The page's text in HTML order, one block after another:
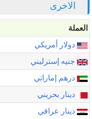
الاخرى
العملة
دولار أمريكي
جنيه إسترليني
درهم إماراتي
دينار بحريني
دينار عراقي